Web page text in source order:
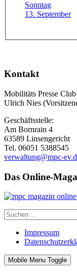
Sonntag
13. September
Kontakt
Mobilitäts Presse Club
Ulrich Nies
Geschäftsstelle:
Am Bornrain 4
63589 Linsengericht
Tel. 06051 5388545
verwaltung@mpc-
Das Online-
Impressum
Mobile Menu Toggle